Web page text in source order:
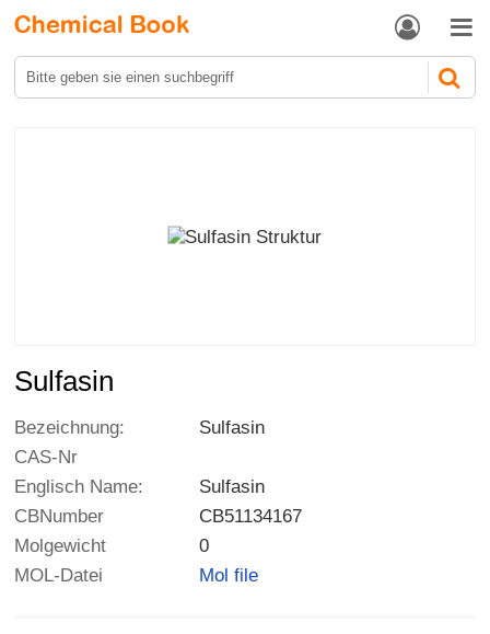
 
Sulfasin
Bezeichnung:
Sulfasin
CAS-Nr
Englisch Name:
Sulfasin
CBNumber
CB51134167
Molgewicht
0
MOL-Datei
Mol file